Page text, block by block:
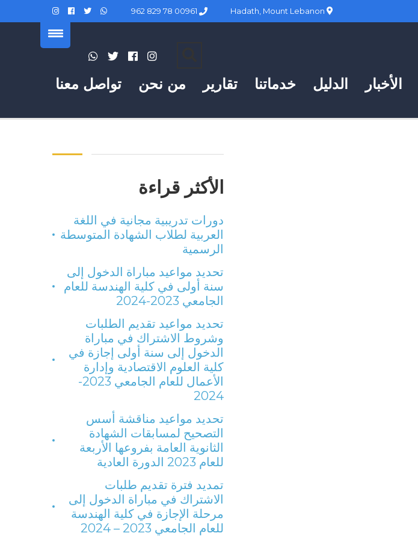
تواصل معنا من نحن تقارير خدماتنا الدليل الأخبار
الأكثر قراءة
دورات تدريبية مجانية في اللغة
العربية لطلاب الشهادة المتوسطة
الرسمية
تحديد مواعيد مباراة الدخول إلى
سنة أولى في كلية الهندسة للعام
الجامعي 2023-2024
تحديد مواعيد تقديم الطلبات
وشروط الاشتراك في مباراة
الدخول إلى سنة أولى إجازة في
كلية العلوم الاقتصادية وإدارة
الأعمال للعام الجامعي 2023-
2024
تحديد مواعيد مناقشة أسس
التصحيح لمسابقات الشهادة
الثانوية العامة بفروعها الأربعة
للعام 2023 الدورة العادية
تمديد فترة تقديم طلبات
الاشتراك في مباراة الدخول إلى
مرحلة الإجازة في كلية الهندسة
للعام الجامعي 2023 – 2024